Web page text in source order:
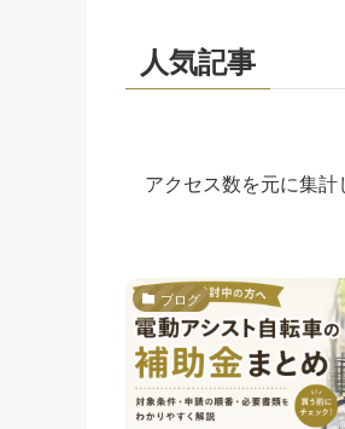
人気記事
アクセス数を元に集計
ブログ